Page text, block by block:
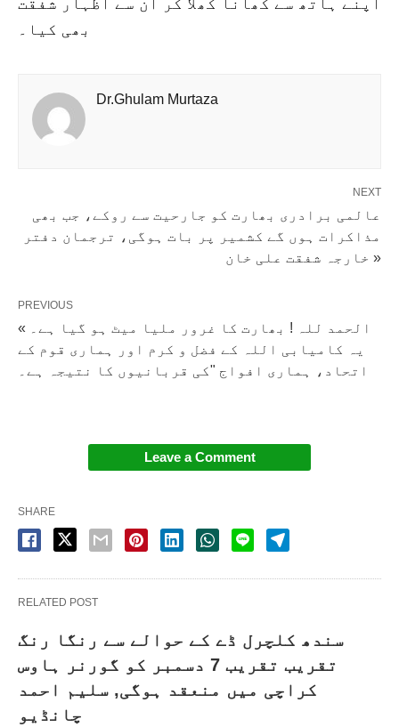
بھی کیا۔
Dr.Ghulam Murtaza
NEXT
عالمی برادری بھارت کو جارحیت سے روکے، جب بھی
مذاکرات ہوں گے کشمیر پر بات ہوگی، ترجمان دفتر
خارجہ شفقت علی خان »
PREVIOUS
« الحمد للہ ! بھارت کا غرور ملیا میٹ ہو گیا ہے۔
یہ کامیابی اللہ کے فضل و کرم اور ہماری قوم کے
اتحاد، ہماری افواج "کی قربانیوں کا نتیجہ ہے۔
Leave a Comment
SHARE
RELATED POST
سندھ کلچرل ڈے کے حوالے سے رنگا رنگ
تقریب تقریب 7 دسمبر کو گورنر ہاوس
کراچی میں منعقد ہوگی, سلیم احمد
چانڈیو